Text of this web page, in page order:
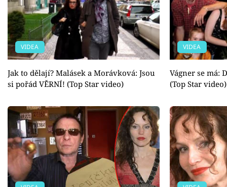
VIDEA
Jak to dělají? Malásek a Morávková: Jsou
si pořád VĚRNÍ! (Top Star video)
VIDEA
Vágner se má:
(Top Star video)